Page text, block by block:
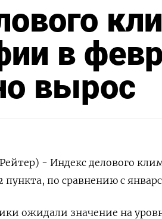
в
вырос
- Индекс делового
пункта, по сравнению с
ожидали значение на